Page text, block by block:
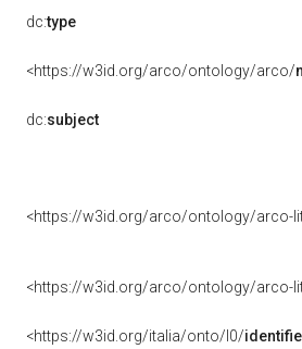
dc:type
<https://w3id.org/arco/ontology/arco/
dc:subject
<https://w3id.org/arco/ontology/arco-
<https://w3id.org/arco/ontology/arco-
<https://w3id.org/italia/onto/l0/